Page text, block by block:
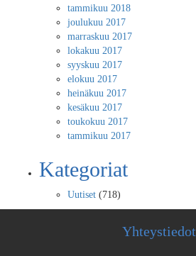
tammikuu 2018
joulukuu 2017
marraskuu 2017
lokakuu 2017
syyskuu 2017
elokuu 2017
heinäkuu 2017
kesäkuu 2017
toukokuu 2017
tammikuu 2017
Kategoriat
Uutiset (718)
Yhteystiedot